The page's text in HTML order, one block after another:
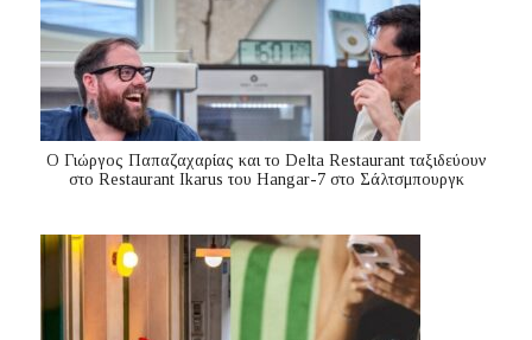
Ο Γιώργος Παπαζαχαρίας και το Delta Restaurant ταξιδεύουν
στο Restaurant Ikarus του Hangar-7 στο Σάλτσμπουργκ